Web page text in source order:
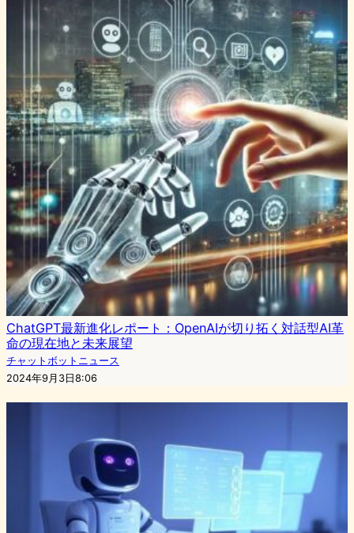
ChatGPT最新進化レポート：OpenAIが切り拓く対話型AI革
命の現在地と未来展望
チャットボットニュース
2024年9月3日8:06